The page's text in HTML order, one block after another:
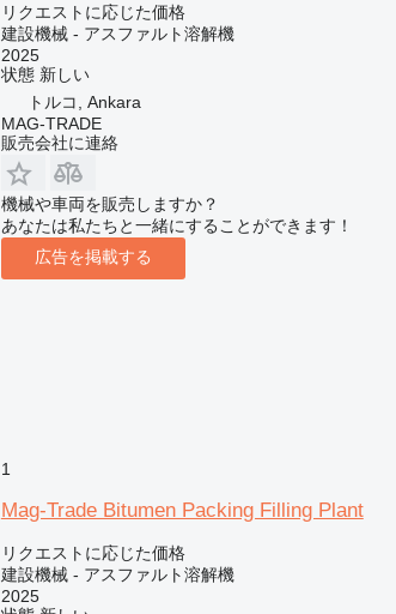
リクエストに応じた価格
建設機械 - アスファルト溶解機
2025
状態新しい
トルコ, Ankara
MAG-TRADE
販売会社に連絡
機械や車両を販売しますか？
あなたは私たちと一緒にすることができます！
広告を掲載する
1
Mag-Trade Bitumen Packing Filling Plant
リクエストに応じた価格
建設機械 - アスファルト溶解機
2025